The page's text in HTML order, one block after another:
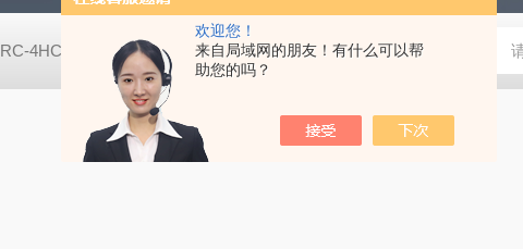
欢迎您！
来自局域网的朋友！有什么可以帮
助您的吗？
RC-4HC RC-4HA温湿度记录仪 多样品平行蒸发仪多样品平行蒸发仪